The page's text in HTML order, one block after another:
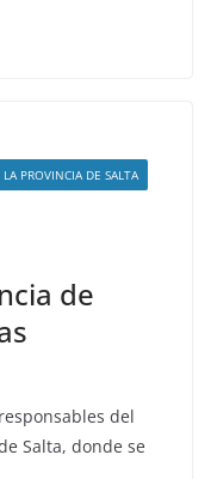
PROVINCIA DE SALTA
de
del
Salta, donde se